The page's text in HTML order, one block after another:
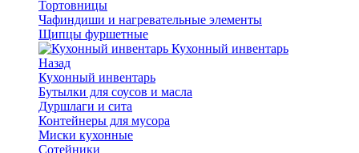
Тортовницы
Чафиндиши и нагревательные элементы
Щипцы фуршетные
Кухонный инвентарь
Назад
Кухонный инвентарь
Бутылки для соусов и масла
Дуршлаги и сита
Контейнеры для мусора
Миски кухонные
Сотейники